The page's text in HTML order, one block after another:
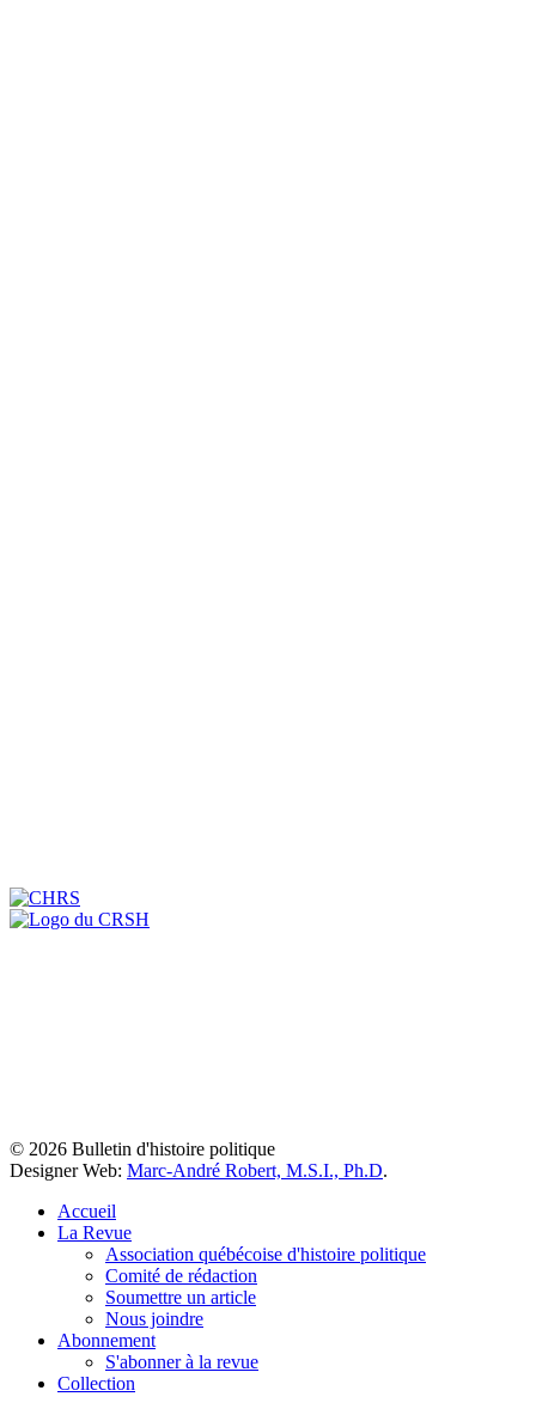
© 2026 Bulletin d'histoire politique
Designer Web: Marc-André Robert, M.S.I., Ph.D.
Accueil
La Revue
Association québécoise d'histoire politique
Comité de rédaction
Soumettre un article
Nous joindre
Abonnement
S'abonner à la revue
Collection